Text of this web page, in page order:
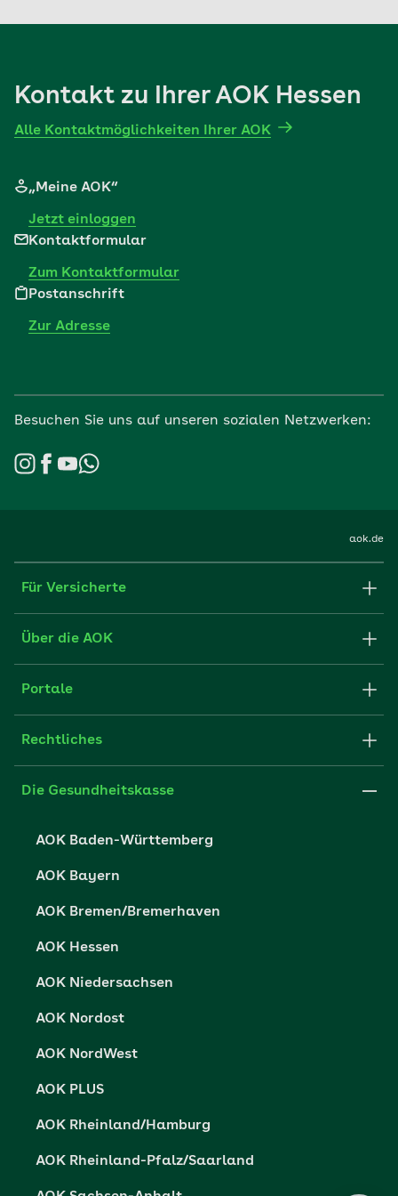
Mehr erfahren
Kontakt zu Ihrer AOK Hessen
Alle Kontaktmöglichkeiten Ihrer AOK
„Meine AOK“
Jetzt einloggen
Kontaktformular
Zum Kontaktformular
Postanschrift
Zur Adresse
Besuchen Sie uns auf unseren sozialen Netzwerken:
aok.de
Für Versicherte
Formulare und Anträge
FAQ
Über die AOK
Struktur & Verwaltung
Partner der AOK
Portale
Fachportal für Arbeitgeber
Presse- und Politikportal
Vertriebspartner-Service
Rechtliches
Impressum
Die Gesundheitskasse
AOK Baden-Württemberg
AOK Bayern
AOK Bremen/Bremerhaven
AOK Hessen
AOK Niedersachsen
AOK Nordost
AOK NordWest
AOK PLUS
AOK Rheinland/Hamburg
AOK Rheinland-Pfalz/Saarland